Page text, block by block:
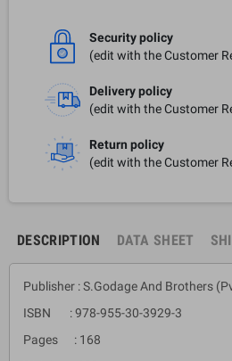
Security policy
(edit with the Customer
Delivery policy
(edit with the Customer
Return policy
(edit with the Customer
DESCRIPTION DATA SHEET
Publisher : S.Godage And Brothers
ISBN : 978-955-30-3929-3
Pages : 168